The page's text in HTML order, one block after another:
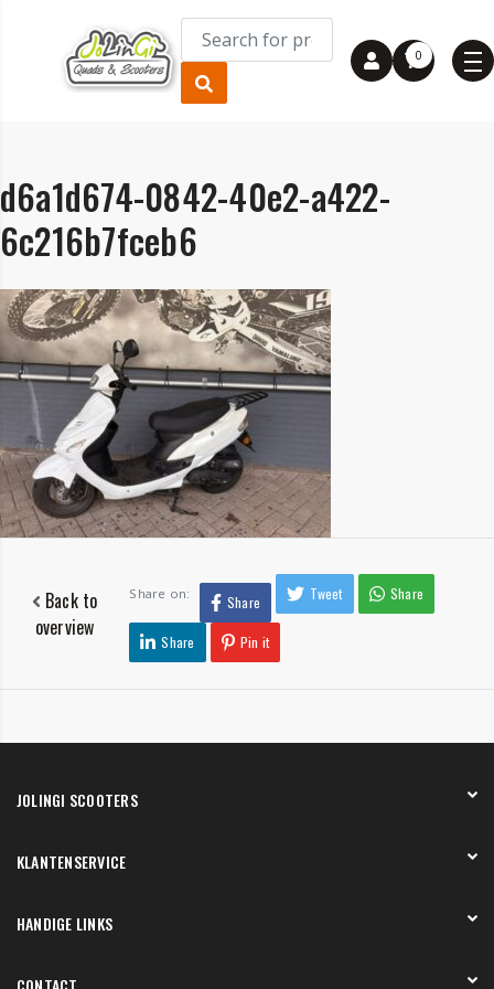
0
d6a1d674-0842-40e2-a422-
6c216b7fceb6
Back to
overview
Share on: Share Tweet Share
Share Pin it
JOLINGI SCOOTERS
Onze showroom
KLANTENSERVICE
Verzending en bezorging
HANDIGE LINKS